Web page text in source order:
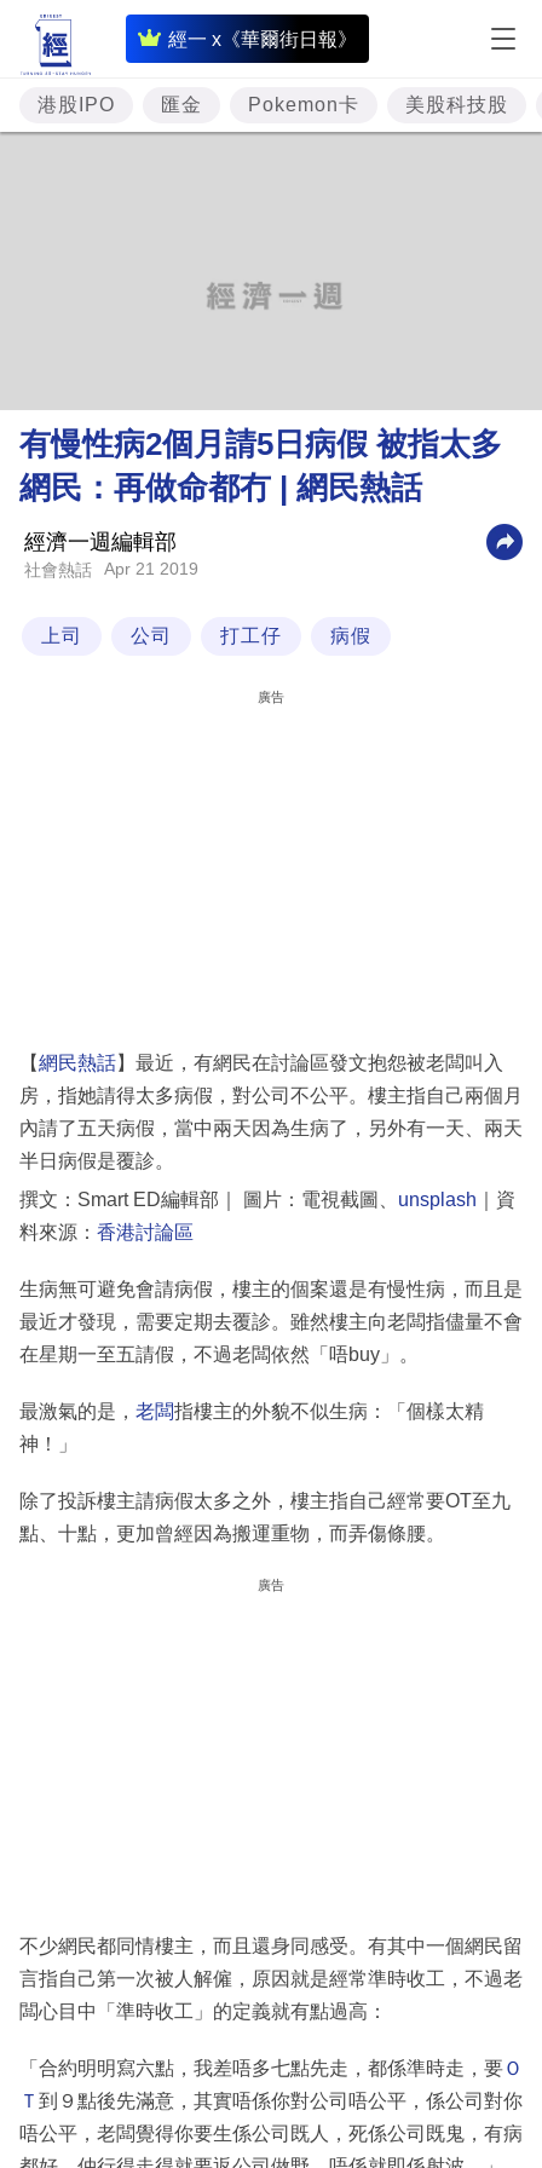
經一 x《華爾街日報》
即
時
財
經
理
財
商
業
科
區
港股IPO 匯金 Pokemon卡 美股科技股
有慢性病2個月請5日病假 被指太多
網民：再做命都冇 | 網民熱話
經濟一週編輯部
社會熱話 Apr 21 2019
上司 公司 打工仔 病假
廣告
【網民熱話】最近，有網民在討論區發文抱怨被老闆叫入
房，指她請得太多病假，對公司不公平。樓主指自己兩個月
內請了五天病假，當中兩天因為生病了，另外有一天、兩天
半日病假是覆診。
撰文：Smart ED編輯部｜ 圖片：電視截圖、 unsplash ｜資
料來源： 香港討論區
生病無可避免會請病假，樓主的個案還是有慢性病，而且是
最近才發現，需要定期去覆診。雖然樓主向老闆指儘量不會
在星期一至五請假，不過老闆依然「唔buy」。
最激氣的是， 老闆指樓主的外貌不似生病：「個樣太精
神！」
除了投訴樓主請病假太多之外，樓主指自己經常要OT至九
點、十點，更加曾經因為搬運重物，而弄傷條腰。
廣告
不少網民都同情樓主，而且還身同感受。有其中一個網民留
言指自己第一次被人解僱，原因就是經常準時收工，不過老
闆心目中「準時收工」的定義就有點過高：
「合約明明寫六點，我差唔多七點先走，都係準時走，要Ｏ
Ｔ 到９點後先滿意，其實唔係你對公司唔公平，係公司對你
唔公平，老闆覺得你要生係公司既人，死係公司既鬼，有病